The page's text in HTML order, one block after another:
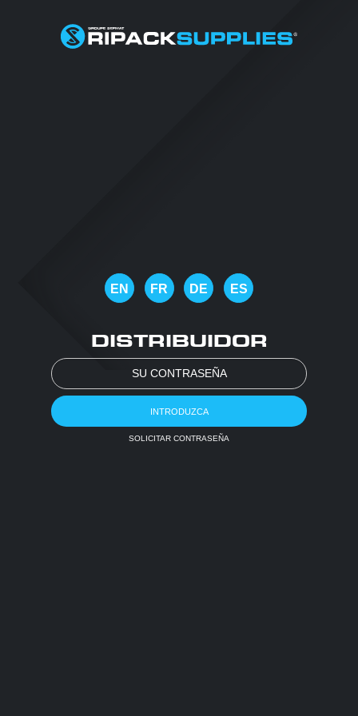
EN FR DE ES
DISTRIBUIDOR
SU CONTRASEÑA
SOLICITAR CONTRASEÑA